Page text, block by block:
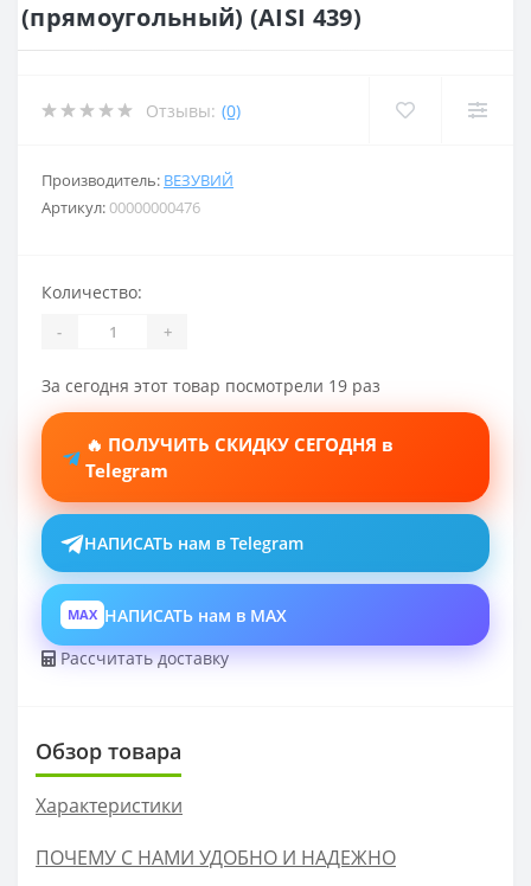
(прямоугольный) (AISI 439)
Отзывы: (0)
Производитель: ВЕЗУВИЙ
Артикул:00000000476
Количество:
- +
За сегодня этот товар посмотрели 19 раз
🔥 ПОЛУЧИТЬ СКИДКУ СЕГОДНЯ в
Telegram
НАПИСАТЬ нам в Telegram
MAX НАПИСАТЬ нам в MAX
Рассчитать доставку
Обзор товара
Характеристики
ПОЧЕМУ С НАМИ УДОБНО И НАДЕЖНО